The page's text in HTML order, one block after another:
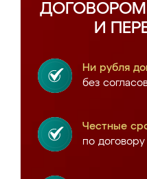
ДОГОВОРОМ
И
Ни рубля
без
Честные
по